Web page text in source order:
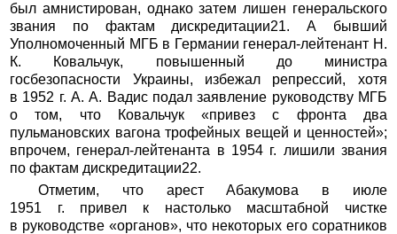
был амнистирован, однако затем лишен генеральского
звания по фактам дискредитации21. А бывший
Уполномоченный МГБ в Германии генерал-лейтенант Н.
К. Ковальчук, повышенный до министра
госбезопасности Украины, избежал репрессий, хотя
в 1952 г. А. А. Вадис подал заявление руководству МГБ
о том, что Ковальчук «привез с фронта два
пульмановских вагона трофейных вещей и ценностей»;
впрочем, генерал-лейтенанта в 1954 г. лишили звания
по фактам дискредитации22.
Отметим, что арест Абакумова в июле
1951 г. привел к настолько масштабной чистке
в руководстве «органов», что некоторых его соратников